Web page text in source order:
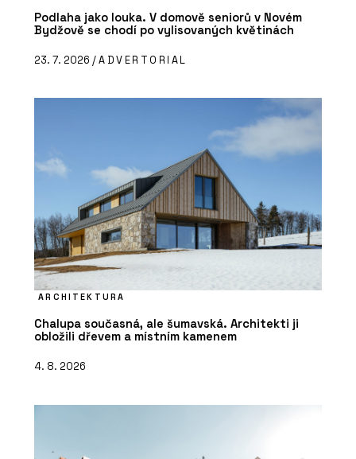
Podlaha jako louka. V domově seniorů v Novém
Bydžově se chodí po vylisovaných květinách
23. 7. 2026 /ADVERTORIAL
ARCHITEKTURA
Chalupa současná, ale šumavská. Architekti ji
obložili dřevem a místním kamenem
4. 8. 2026